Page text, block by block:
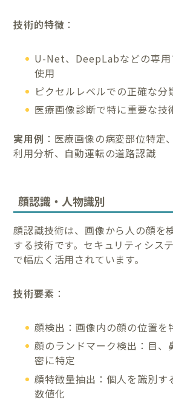
技術的特徴 ：
U-Net、DeepLabなどの専用
使用
ピクセルレベルでの正確な分
医療画像診断で特に重要な技
実用例 ：医療画像の病変部位特定
利用分析、自動運転の道路認識
顔認識・人物識別
顔認識技術は、画像から人の顔を
する技術です。セキュリティシス
で幅広く活用されています。
技術要素 ：
顔検出：画像内の顔の位置を
顔のランドマーク検出：目、
密に特定
顔特徴量抽出：個人を識別す
数値化